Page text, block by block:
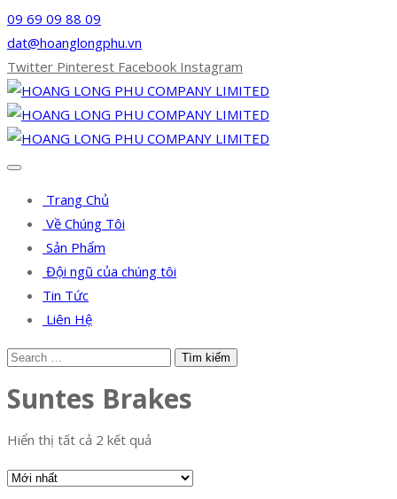
09 69 09 88 09
dat@hoanglongphu.vn
Twitter Pinterest Facebook Instagram
Trang Chủ
Về Chúng Tôi
Sản Phẩm
Đội ngũ của chúng tôi
Tin Tức
Liên Hệ
Suntes Brakes
Hiển thị tất cả 2 kết quả